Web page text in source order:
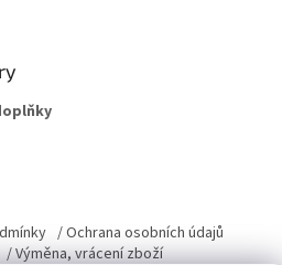
/ Ochrana osobních údajů
/ Výměna, vrácení zboží